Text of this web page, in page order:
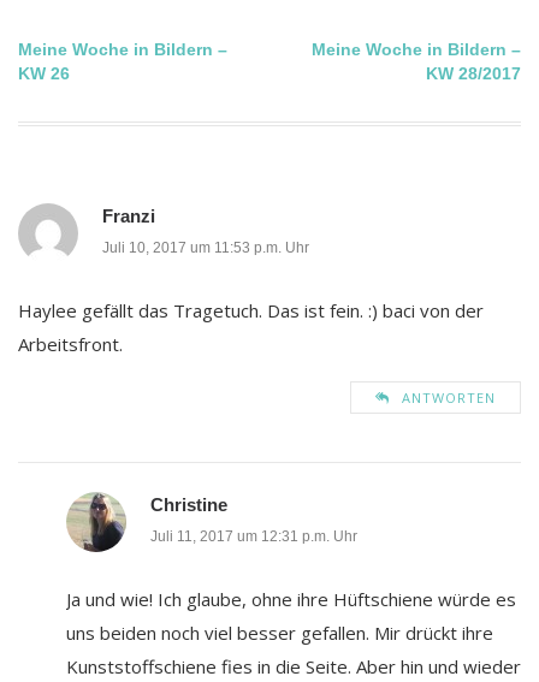
Beitragsnavigation
Meine Woche in Bildern –
KW 26
Meine Woche in Bildern –
KW 28/2017
Franzi
Juli 10, 2017 um 11:53 p.m. Uhr
Haylee gefällt das Tragetuch. Das ist fein. :) baci von der
Arbeitsfront.
ANTWORTEN
Christine
Juli 11, 2017 um 12:31 p.m. Uhr
Ja und wie! Ich glaube, ohne ihre Hüftschiene würde es
uns beiden noch viel besser gefallen. Mir drückt ihre
Kunststoffschiene fies in die Seite. Aber hin und wieder